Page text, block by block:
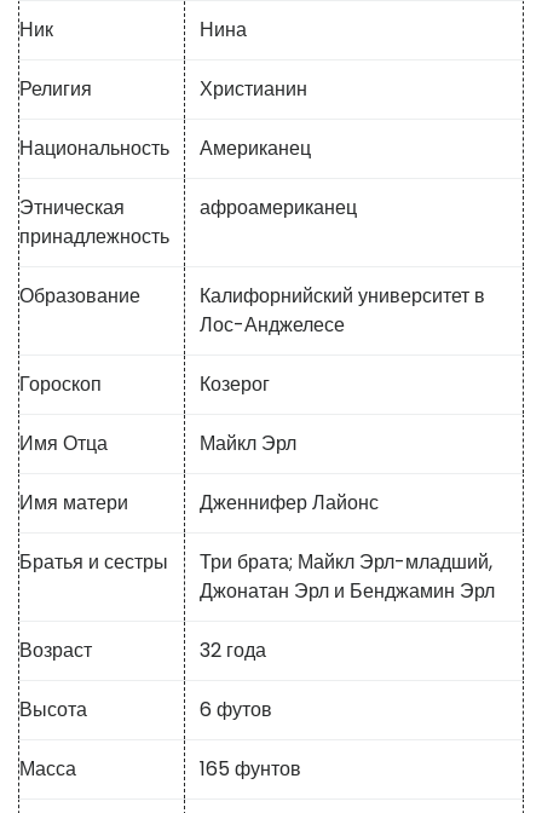
Ник Нина
Религия Христианин
Национальность Американец
Этническая
принадлежность
афроамериканец
Образование
Калифорнийский университет в
Лос-Анджелесе
Гороскоп Козерог
Имя Отца Майкл Эрл
Имя матери Дженнифер Лайонс
Братья и сестры
Три брата; Майкл Эрл-младший,
Джонатан Эрл и Бенджамин Эрл
Возраст 32 года
Высота 6 футов
Масса 165 фунтов